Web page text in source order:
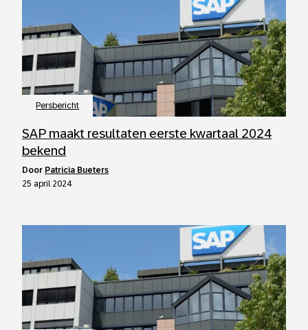
Persbericht
SAP maakt resultaten eerste kwartaal 2024
bekend
door Patricia Bueters
25 april 2024